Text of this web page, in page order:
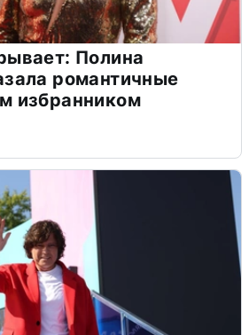
Полина
романтичные
избранником